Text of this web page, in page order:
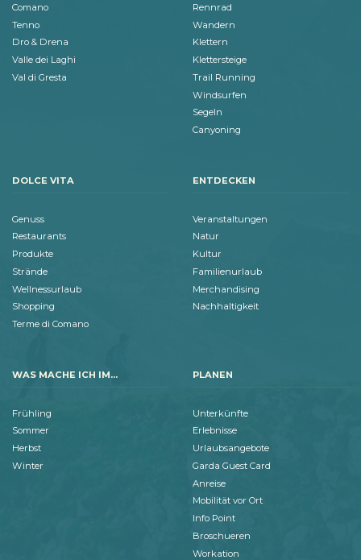
Comano
Tenno
Dro & Drena
Valle dei Laghi
Val di Gresta
Rennrad
Wandern
Klettern
Klettersteige
Trail Running
Windsurfen
Segeln
Canyoning
DOLCE VITA
Genuss
Restaurants
Produkte
Strände
Wellnessurlaub
Shopping
Terme di Comano
ENTDECKEN
Veranstaltungen
Natur
Kultur
Familienurlaub
Merchandising
Nachhaltigkeit
WAS MACHE ICH IM...
Frühling
Sommer
Herbst
Winter
PLANEN
Unterkünfte
Erlebnisse
Urlaubsangebote
Garda Guest Card
Anreise
Mobilität vor Ort
Info Point
Broschueren
Workation